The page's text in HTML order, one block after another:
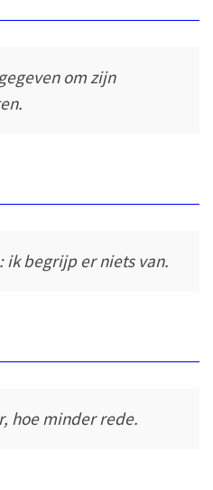
om zijn
begrijp er niets van.
hoe minder rede.